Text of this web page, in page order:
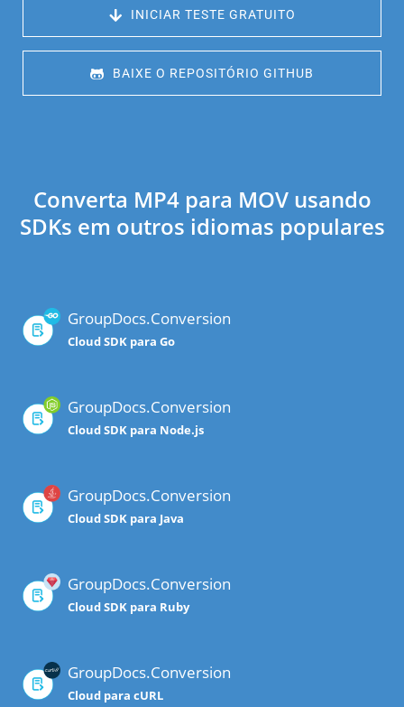
INICIAR TESTE GRATUITO
BAIXE O REPOSITÓRIO GITHUB
Converta MP4 para MOV usando
SDKs em outros idiomas populares
GroupDocs.Conversion
Cloud SDK para Go
GroupDocs.Conversion
Cloud SDK para Node.js
GroupDocs.Conversion
Cloud SDK para Java
GroupDocs.Conversion
Cloud SDK para Ruby
GroupDocs.Conversion
Cloud para cURL